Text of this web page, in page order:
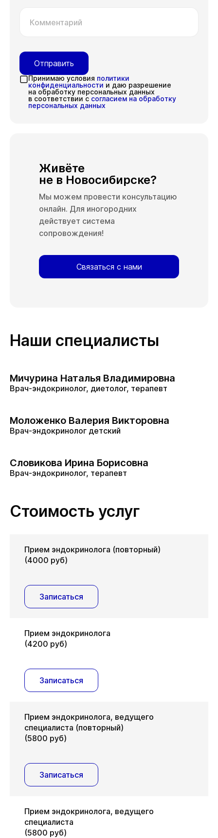
Комментарий
Принимаю условия политики
конфиденциальности и даю разрешение
на обработку персональных данных
в соответствии с согласием на обработку
персональных данных
Отправить
Живёте
не в Новосибирске?
Мы можем провести консультацию
онлайн. Для иногородних
действует система
сопровождения!
Связаться с нами
Наши специалисты
Мичурина Наталья Владимировна
Врач-эндокринолог, диетолог, терапевт
Моложенко Валерия Викторовна
Врач-эндокринолог детский
Словикова Ирина Борисовна
Врач-эндокринолог, терапевт
Стоимость услуг
Прием эндокринолога (повторный)
(4000 руб)
Записаться
Прием эндокринолога
(4200 руб)
Записаться
Прием эндокринолога, ведущего
специалиста (повторный)
(5800 руб)
Записаться
Прием эндокринолога, ведущего
специалиста
(5800 руб)